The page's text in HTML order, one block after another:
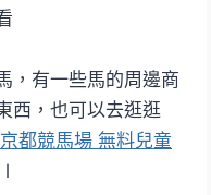
，有一些馬的周邊商
西，也可以去逛逛
京都競馬場 無料兒童
l